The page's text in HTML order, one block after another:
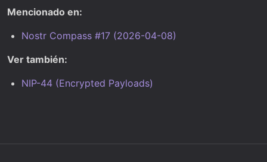
Mencionado en:
Nostr Compass #17 (2026-04-08)
Ver también:
NIP-44 (Encrypted Payloads)